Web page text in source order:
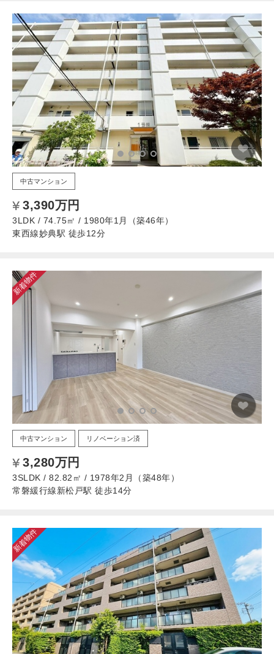
中古マンション
3,390万円
3LDK / 74.75㎡ / 1980年1月（築46年）
東西線妙典駅 徒歩12分
新着物件
中古マンション リノベーション済
3,280万円
3SLDK / 82.82㎡ / 1978年2月（築48年）
常磐緩行線新松戸駅 徒歩14分
新着物件